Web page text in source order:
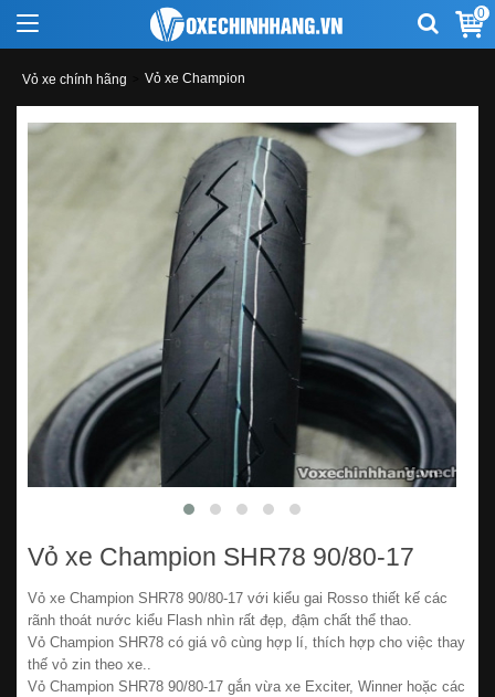
0
Vỏ xe chính hãng Vỏ xe Champion
Vỏ xe Champion SHR78 90/80-17
Vỏ xe Champion SHR78 90/80-17 với kiểu gai Rosso thiết kế các
rãnh thoát nước kiểu Flash nhìn rất đẹp, đậm chất thể thao.
Vỏ Champion SHR78 có giá vô cùng hợp lí, thích hợp cho việc thay
thế vỏ zin theo xe..
Vỏ Champion SHR78 90/80-17 gắn vừa xe Exciter, Winner hoặc các